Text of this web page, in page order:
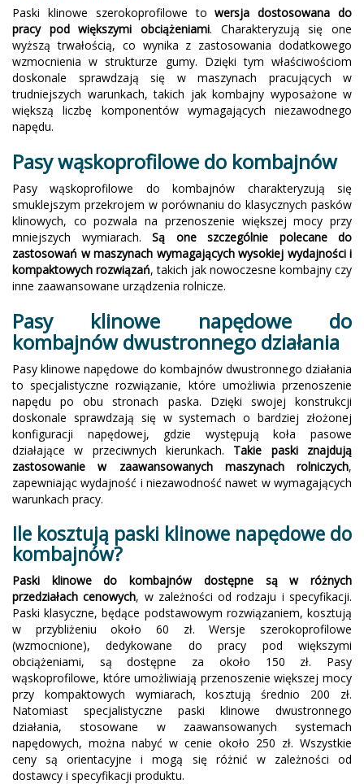
Paski klinowe szerokoprofilowe towersja dostosowana do
pracy pod większymi obciążeniami. Charakteryzują się one
wyższą trwałością, co wynika z zastosowania dodatkowego
wzmocnienia w strukturze gumy. Dzięki tym właściwościom
doskonale sprawdzają się w maszynach pracujących w
trudniejszych warunkach, takich jak kombajny wyposażone w
większą liczbę komponentów wymagających niezawodnego
napędu.
Pasy wąskoprofilowe do kombajnów
Pasy wąskoprofilowe do kombajnów charakteryzują się
smuklejszym przekrojem w porównaniu do klasycznych pasków
klinowych, co pozwala na przenoszenie większej mocy przy
mniejszych wymiarach. Są one szczególnie polecane do
zastosowań w maszynach wymagających wysokiej wydajności i
kompaktowych rozwiązań, takich jak nowoczesne kombajny czy
inne zaawansowane urządzenia rolnicze.
Pasy klinowe napędowe do
kombajnów dwustronnego działania
Pasy klinowe napędowe do kombajnów dwustronnego działania
to specjalistyczne rozwiązanie, które umożliwia przenoszenie
napędu po obu stronach paska. Dzięki swojej konstrukcji
doskonale sprawdzają się w systemach o bardziej złożonej
konfiguracji napędowej, gdzie występują koła pasowe
działające w przeciwnych kierunkach. Takie paski znajdują
zastosowanie w zaawansowanych maszynach rolniczych,
zapewniając wydajność i niezawodność nawet w wymagających
warunkach pracy.
Ile kosztują paski klinowe napędowe do
kombajnów?
Paski klinowe do kombajnów dostępne są w różnych
przedziałach cenowych, w zależności od rodzaju i specyfikacji.
Paski klasyczne, będące podstawowym rozwiązaniem, kosztują
w przybliżeniu około 60 zł. Wersje szerokoprofilowe
(wzmocnione), dedykowane do pracy pod większymi
obciążeniami, są dostępne za około 150 zł. Pasy
wąskoprofilowe, które umożliwiają przenoszenie większej mocy
przy kompaktowych wymiarach, kosztują średnio 200 zł.
Natomiast specjalistyczne paski klinowe dwustronnego
działania, stosowane w zaawansowanych systemach
napędowych, można nabyć w cenie około 250 zł. Wszystkie
ceny są orientacyjne i mogą się różnić w zależności od
dostawcy i specyfikacji produktu.